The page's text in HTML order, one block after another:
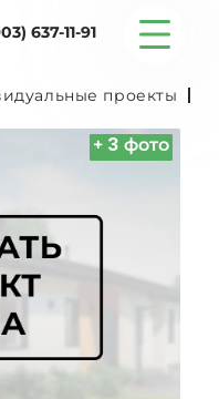
637-11-91
проекты
+ 3 фото